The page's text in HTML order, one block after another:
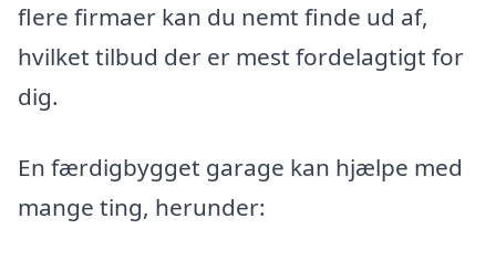
flere firmaer kan du nemt finde ud af,
hvilket tilbud der er mest fordelagtigt for
dig.
En færdigbygget garage kan hjælpe med
mange ting, herunder: